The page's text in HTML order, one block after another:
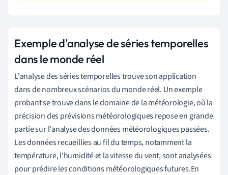
Exemple d'analyse de séries temporelles
dans le monde réel
L'analyse des séries temporelles trouve son application
dans de nombreux scénarios du monde réel. Un exemple
probant se trouve dans le domaine de la météorologie, où la
précision des prévisions météorologiques repose en grande
partie sur l'analyse des données météorologiques passées.
Les données recueillies au fil du temps, notamment la
température, l'humidité et la vitesse du vent, sont analysées
pour prédire les conditions météorologiques futures.En